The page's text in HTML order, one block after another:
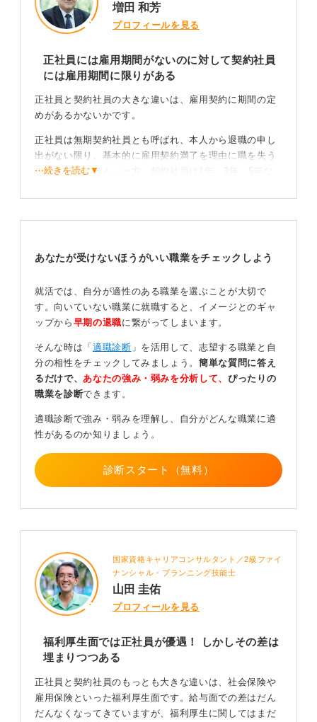
増田 和芳
プロフィールを見る
正社員には雇用期間がないのに対して契約社員
には雇用期間に限りがある
正社員と契約社員の大きな違いは、雇用契約に期間の定
めがあるかないかです。
正社員は無期契約社員とも呼ばれ、本人から退職の申し
出がない限り、基本的に雇用契約満了を理由に職を失う
ことはありません。一方、契約社員は1年、3年、5年な
ています。
路を決めよう
であることが多いですが、昇進、昇格の機会においては
正社員のほうが優遇される傾向があるかもしれません。
て縮小してきているようですね。
家族の転勤などで一時的な期間で働く必要があるなど、
状況によっては契約社員という選択肢も十分にあり得る
員で大きく変わらないことが多いです。
ただ、責任者クラスになれば正社員のほうが多いと思い
ます。契約社員は派遣社員とはまた異なりますが、直接
企業に雇用されているという点では正社員と同じです。
仕事の分量も大きく変わらないと考えられますが、責任
どちらの雇用形態であっても、きちんと仕事をするとい
う点に変わりはありません。それぞれの雇用形態を多角
的に比較して、自分に合った雇用形態を選びましょう。
⋯続きを読む▼
あなたが受けないほうがいい職業をチェックしよう
就活では、自分が適性のある職業を選ぶことが大切で
す。向いていない職業に就職すると、イメージとのギャ
ップから 早期の退職に繋がってしまいます。
そんな時は「 適職診断 」を活用して、志望する職業と自
分の相性をチェックしてみましょう。簡単な質問に答え
るだけで、 あなたの強み・弱みを分析して、 ぴったりの
職業を診断できます。
適職診断で強み・弱みを理解し、自分がどんな職業に適
性があるのか知りましょう。
診断スタート（無料）
国家資格キャリアコンサルタント／2級ファイ
ナンシャル・プランニング技能士
山田 圭佑
プロフィールを見る
福利厚生面では正社員が優遇！ しかしその差は
埋まりつつある
正社員と契約社員のもっとも大きな違いは、社会保険や
雇用保険といった福利厚生面です。給与面での差はだん
だんなくなってきていますが、福利厚生に関してはまだ